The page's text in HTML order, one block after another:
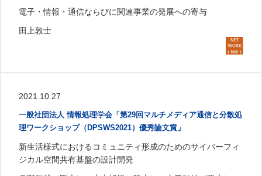
電子・情報・通信ならびに関連事業の発展への寄与
田上敦士
2021.10.27
一般社団法人 情報処理学会「第29回マルチメディア通信と分散処
理ワークショップ（DPSWS2021）優秀論文賞」
新生活様式におけるコミュニティ形成のためのサイバーフィ
ジカル空間共有基盤の設計開発